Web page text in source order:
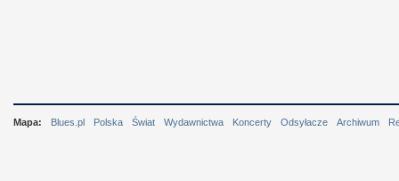
Mapa: Blues.pl Polska Świat Wydawnictwa Koncerty Odsyłacze Archiwum